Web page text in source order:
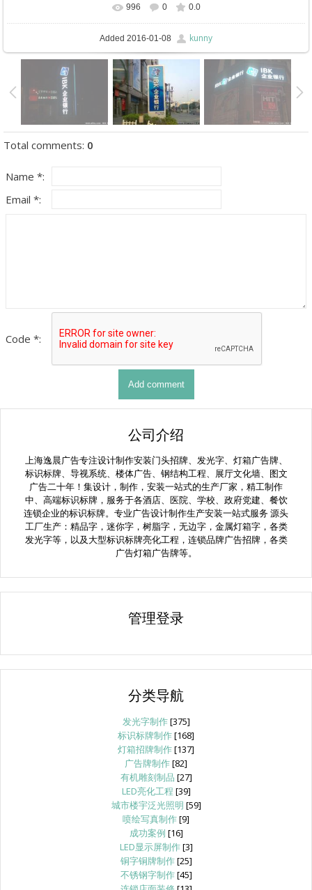
In real size 650x400/ 75.3Kb
996 0 0.0
Added 2016-01-08 kunny
Total comments: 0
Name *:
Email *:
Code *:
公司介绍
上海逸晨广告专注设计制作安装门头招牌、发光字、灯箱广告牌、
标识标牌、导视系统、楼体广告、钢结构工程、展厅文化墙、图文
广告二十年！集设计，制作，安装一站式的生产厂家，精工制作
中、高端标识标牌，服务于各酒店、医院、学校、政府党建、餐饮
连锁企业的标识标牌。专业广告设计制作生产安装一站式服务 源头
工厂生产：精品字，迷你字，树脂字，无边字，金属灯箱字，各类
发光字等，以及大型标识标牌亮化工程，连锁品牌广告招牌，各类
广告灯箱广告牌等。
管理登录
分类导航
发光字制作[375]
标识标牌制作[168]
灯箱招牌制作[137]
广告牌制作[82]
有机雕刻制品 [27]
LED亮化工程 [39]
城市楼宇泛光照明 [59]
喷绘写真制作[9]
成功案例 [16]
LED显示屏制作[3]
铜字铜牌制作[25]
不锈钢字制作[45]